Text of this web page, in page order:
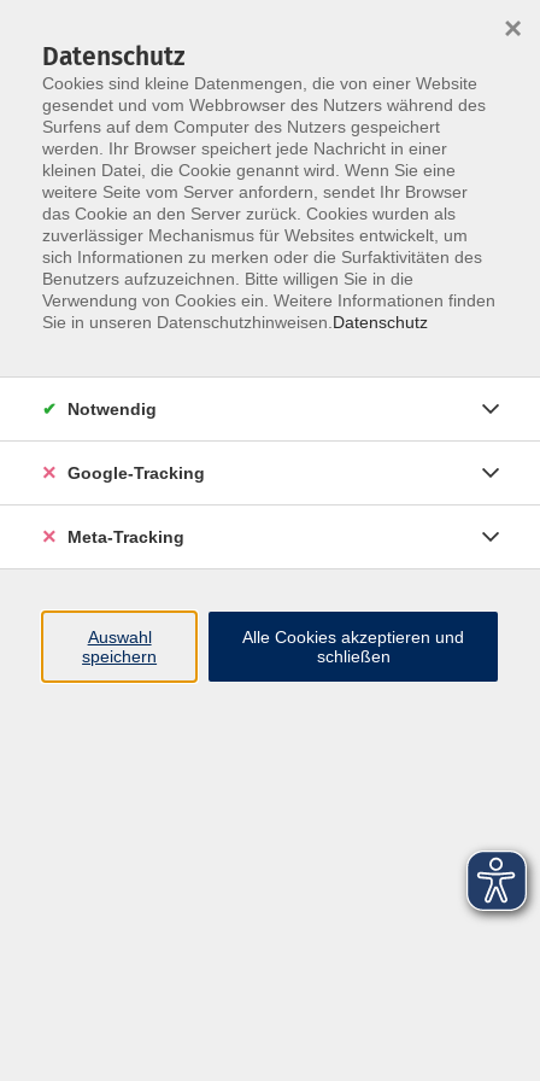
Skip to main content
Der Kurs konnte nicht gefunden werden.
Über uns
Datenschutz
Cookies sind kleine Datenmengen, die von einer Website
gesendet und vom Webbrowser des Nutzers während des
Surfens auf dem Computer des Nutzers gespeichert
werden. Ihr Browser speichert jede Nachricht in einer
kleinen Datei, die Cookie genannt wird. Wenn Sie eine
weitere Seite vom Server anfordern, sendet Ihr Browser
das Cookie an den Server zurück. Cookies wurden als
zuverlässiger Mechanismus für Websites entwickelt, um
sich Informationen zu merken oder die Surfaktivitäten des
Benutzers aufzuzeichnen. Bitte willigen Sie in die
Verwendung von Cookies ein. Weitere Informationen finden
Sie in unseren Datenschutzhinweisen. Datenschutz
×
Notwendig
Google-Tracking
Meta-Tracking
Auswahl
speichern
Alle Cookies akzeptieren und
schließen